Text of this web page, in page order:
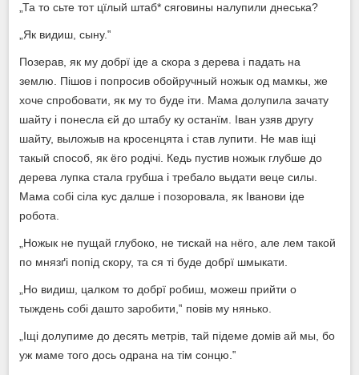
„Та то сьте тот цїлый штаб* сяговины налупили днеська?
„Як видиш, сыну.‟
Позерав, як му добрї іде а скора з дерева і падать на
землю. Пішов і попросив обойручный ножык од мамкы, же
хоче спробовати, як му то буде іти. Мама долупила зачату
шайту і понесла єй до штабу ку останїм. Іван узяв другу
шайту, выложыв на кросенцята і став лупити. Не мав іщі
такый способ, як ёго родічі. Кедь пустив ножык глубше до
дерева лупка стала грубша і требало выдати веце силы.
Мама собі сіла кус далше і позоровала, як Іванови іде
робота.
„Ножык не пущай глубоко, не тискай на нёго, але лем такой
по мнязґі попід скору, та ся ті буде добрї шмыкати.
„Но видиш, цалком то добрї робиш, можеш прийти о
тыждень собі дашто заробити,‟ повів му нянько.
„Іщі долупиме до десять метрів, тай підеме домів ай мы, бо
уж маме того дось одрана на тім сонцю.‟